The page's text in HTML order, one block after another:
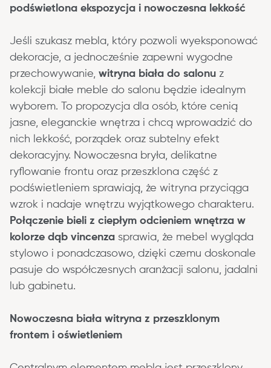
podświetlona ekspozycja i nowoczesna lekkość
Jeśli szukasz mebla, który pozwoli wyeksponować
dekoracje, a jednocześnie zapewni wygodne
przechowywanie, witryna biała do salonu z
kolekcji białe meble do salonu będzie idealnym
wyborem. To propozycja dla osób, które cenią
jasne, eleganckie wnętrza i chcą wprowadzić do
nich lekkość, porządek oraz subtelny efekt
dekoracyjny. Nowoczesna bryła, delikatne
ryflowanie frontu oraz przeszklona część z
podświetleniem sprawiają, że witryna przyciąga
wzrok i nadaje wnętrzu wyjątkowego charakteru.
Połączenie bieli z ciepłym odcieniem wnętrza w
kolorze dąb vincenza sprawia, że mebel wygląda
stylowo i ponadczasowo, dzięki czemu doskonale
pasuje do współczesnych aranżacji salonu, jadalni
lub gabinetu.
Nowoczesna biała witryna z przeszklonym
frontem i oświetleniem